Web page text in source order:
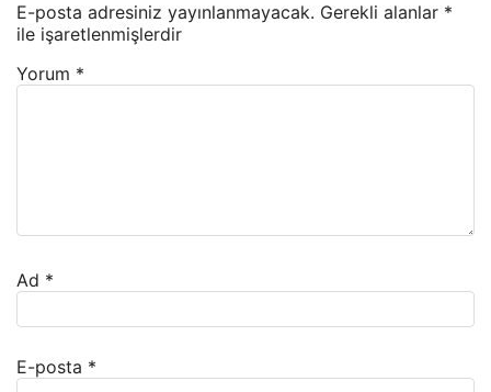
E-posta adresiniz yayınlanmayacak. Gerekli alanlar *
ile işaretlenmişlerdir
Yorum *
Ad *
E-posta *